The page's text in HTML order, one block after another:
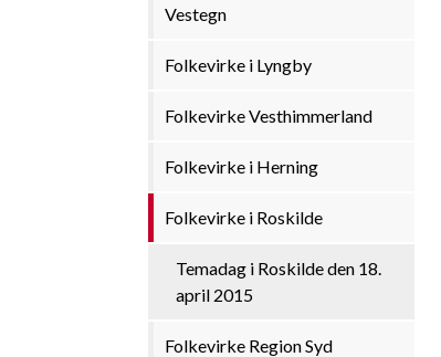
Vestegn
Folkevirke i Lyngby
Folkevirke Vesthimmerland
Folkevirke i Herning
Folkevirke i Roskilde
Temadag i Roskilde den 18.
april 2015
Folkevirke Region Syd